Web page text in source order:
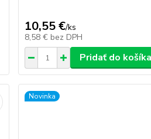
10,55 €/ks
8,58 € bez DPH
Pridať do košíka
Novinka